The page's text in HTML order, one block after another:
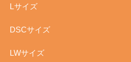
Lサイズ
DSCサイズ
LWサイズ